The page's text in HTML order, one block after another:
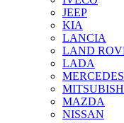
JEEP
KIA
LANCIA
LAND
LADA
MERCEDES
MAZDA
NISSAN